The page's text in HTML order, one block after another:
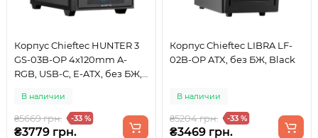
Корпус Chieftec HUNTER 3
GS-03B-OP 4x120mm A-
RGB, USB-C, E-ATX, без БЖ,
В наличии
₴5669 грн. -33 %
₴3779 грн.
Корпус Chieftec LIBRA LF-
02B-OP ATX, без БЖ, Black
В наличии
₴5204 грн. -33 %
₴3469 грн.